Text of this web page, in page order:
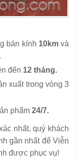
bán kính 10kmvà
đến 12 tháng.
xuất trong vòng 3
phẩm 24/7.
nhất, quý khách
gần nhất để Viễn
được phục vụ!